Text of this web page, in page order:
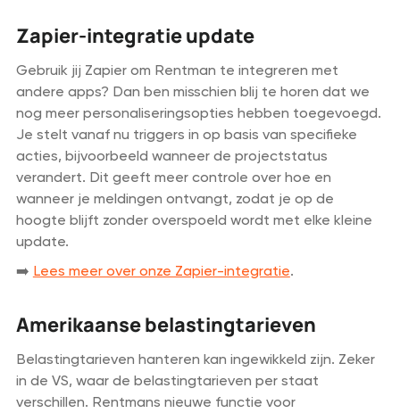
Zapier-integratie update
Gebruik jij Zapier om Rentman te integreren met
andere apps? Dan ben misschien blij te horen dat we
nog meer personaliseringsopties hebben toegevoegd.
Je stelt vanaf nu triggers in op basis van specifieke
acties, bijvoorbeeld wanneer de projectstatus
verandert. Dit geeft meer controle over hoe en
wanneer je meldingen ontvangt, zodat je op de
hoogte blijft zonder overspoeld wordt met elke kleine
update.
➡️ Lees meer over onze Zapier-integratie.
Amerikaanse belastingtarieven
Belastingtarieven hanteren kan ingewikkeld zijn. Zeker
in de VS, waar de belastingtarieven per staat
verschillen. Rentmans nieuwe functie voor